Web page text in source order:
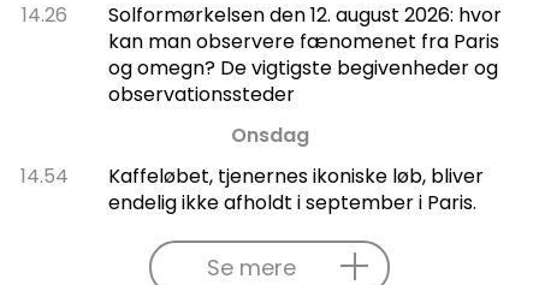
14.26
Solformørkelsen den 12. august 2026: hvor
kan man observere fænomenet fra Paris
og omegn? De vigtigste begivenheder og
observationssteder
Onsdag
14.54
Kaffeløbet, tjenernes ikoniske løb, bliver
endelig ikke afholdt i september i Paris.
Se mere